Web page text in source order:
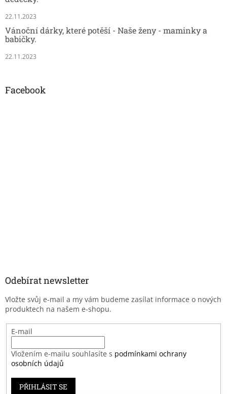
22.11.2023
Vánoční dárky, které potěší - Naše ženy - maminky a
babičky.
22.11.2023
Facebook
Odebírat newsletter
Vložte svůj e-mail a my vám budeme zasílat informace o nových
produktech na našem e-shopu.
E-mail
Vložením e-mailu souhlasíte s podmínkami ochrany
osobních údajů
PŘIHLÁSIT SE